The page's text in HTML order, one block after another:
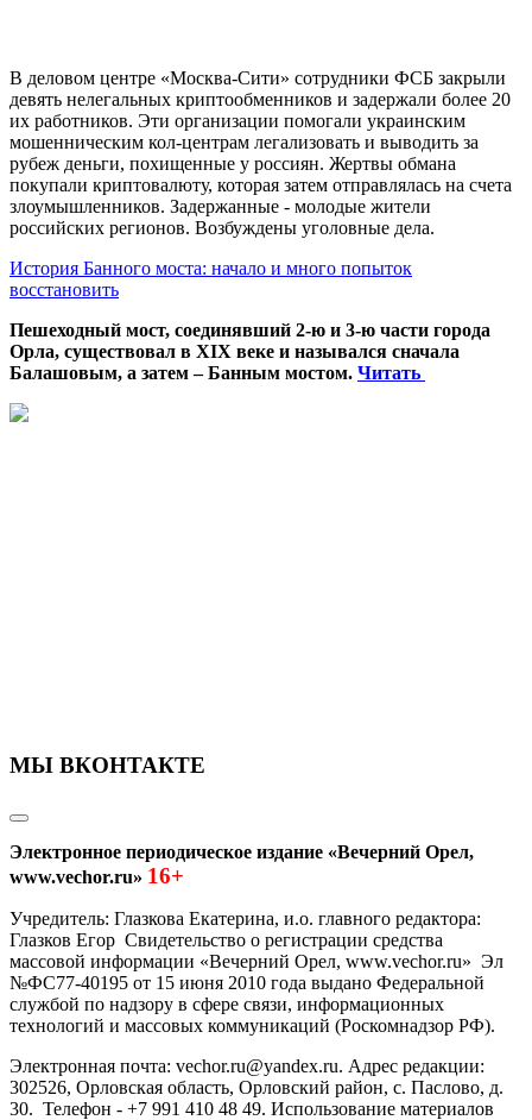
В деловом центре «Москва-Сити» сотрудники ФСБ закрыли
девять нелегальных криптообменников и задержали более 20
их работников. Эти организации помогали украинским
мошенническим кол-центрам легализовать и выводить за
рубеж деньги, похищенные у россиян. Жертвы обмана
покупали криптовалюту, которая затем отправлялась на счета
злоумышленников. Задержанные - молодые жители
российских регионов. Возбуждены уголовные дела.
История Банного моста: начало и много попыток
восстановить
Пешеходный мост, соединявший 2-ю и 3-ю части города
Орла, существовал в XIX веке и назывался сначала
Балашовым, а затем – Банным мостом. Читать
МЫ ВКОНТАКТЕ
Электронное периодическое издание «Вечерний Орел,
www.vechor.ru» 16+
Учредитель: Глазкова Екатерина, и.о. главного редактора:
Глазков Егор Свидетельство о регистрации средства
массовой информации «Вечерний Орел, www.vechor.ru» Эл
№ФС77-40195 от 15 июня 2010 года выдано Федеральной
службой по надзору в сфере связи, информационных
технологий и массовых коммуникаций (Роскомнадзор РФ).
Электронная почта: vechor.ru@yandex.ru. Адрес редакции:
302526, Орловская область, Орловский район, с. Паслово, д.
30. Телефон - +7 991 410 48 49. Использование материалов